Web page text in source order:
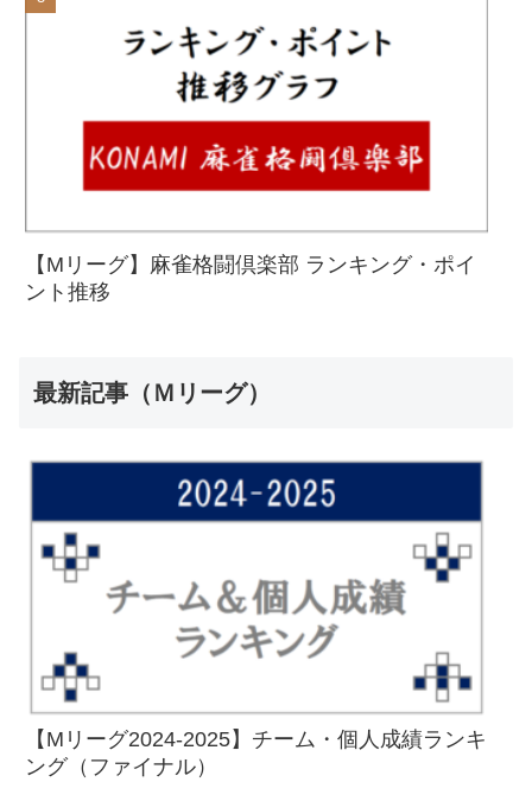
【Mリーグ】麻雀格闘倶楽部 ランキング・ポイ
ント推移
最新記事（Ｍリーグ）
【Mリーグ2024-2025】チーム・個人成績ランキ
ング（ファイナル）